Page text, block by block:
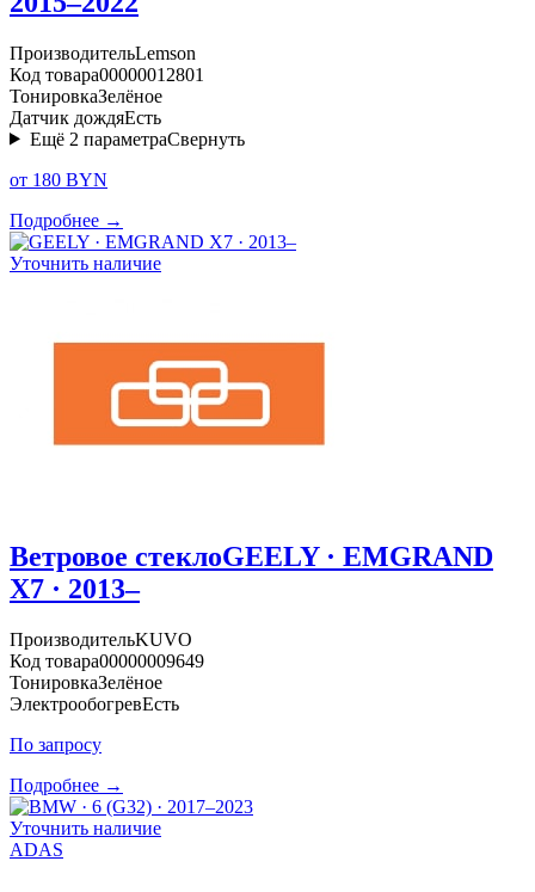
ПроизводительLemson
Код товара00000012801
ТонировкаЗелёное
Датчик дождяЕсть
Ещё 2 параметраСвернуть
от 180 BYN
Подробнее →
Уточнить наличие
Ветровое стеклоGEELY · EMGRAND
X7 · 2013–
ПроизводительKUVO
Код товара00000009649
ТонировкаЗелёное
ЭлектрообогревЕсть
По запросу
Подробнее →
Уточнить наличие
ADAS